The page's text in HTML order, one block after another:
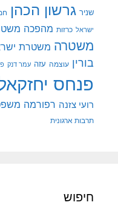
שניר גרשון הכהן
ישראל כרזות מהפכה
משטרה משטרת
בורין עוצמה עזה עמר דנק
פנחס
רועי צזנה רפורמה
תרבות ארגונית
חיפוש